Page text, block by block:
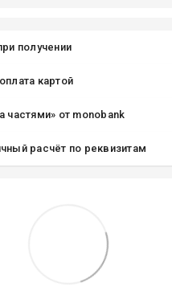
получении
картой
частями» от monobank
расчёт по реквизитам